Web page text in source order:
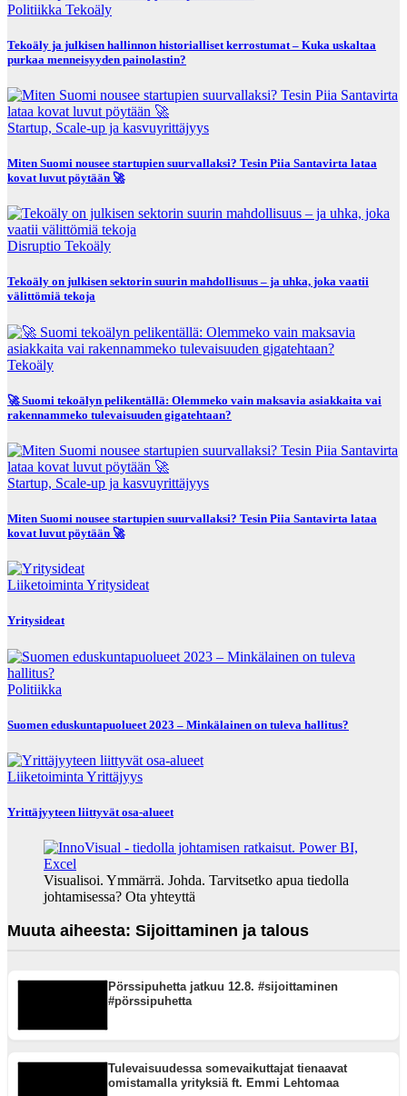
Politiikka Tekoäly
Tekoäly ja julkisen hallinnon historialliset kerrostumat – Kuka uskaltaa
purkaa menneisyyden painolastin?
Startup, Scale-up ja kasvuyrittäjyys
Miten Suomi nousee startupien suurvallaksi? Tesin Piia Santavirta lataa
kovat luvut pöytään 🚀
Disruptio Tekoäly
Tekoäly on julkisen sektorin suurin mahdollisuus – ja uhka, joka vaatii
välittömiä tekoja
Tekoäly
🚀 Suomi tekoälyn pelikentällä: Olemmeko vain maksavia asiakkaita vai
rakennammeko tulevaisuuden gigatehtaan?
Startup, Scale-up ja kasvuyrittäjyys
Miten Suomi nousee startupien suurvallaksi? Tesin Piia Santavirta lataa
kovat luvut pöytään 🚀
Liiketoiminta Yritysideat
Yritysideat
Politiikka
Suomen eduskuntapuolueet 2023 – Minkälainen on tuleva hallitus?
Liiketoiminta Yrittäjyys
Yrittäjyyteen liittyvät osa-alueet
Visualisoi. Ymmärrä. Johda. Tarvitsetko apua tiedolla
johtamisessa? Ota yhteyttä
Muuta aiheesta: Sijoittaminen ja talous
Pörssipuhetta jatkuu 12.8. #sijoittaminen
#pörssipuhetta
Tulevaisuudessa somevaikuttajat tienaavat
omistamalla yrityksiä ft. Emmi Lehtomaa